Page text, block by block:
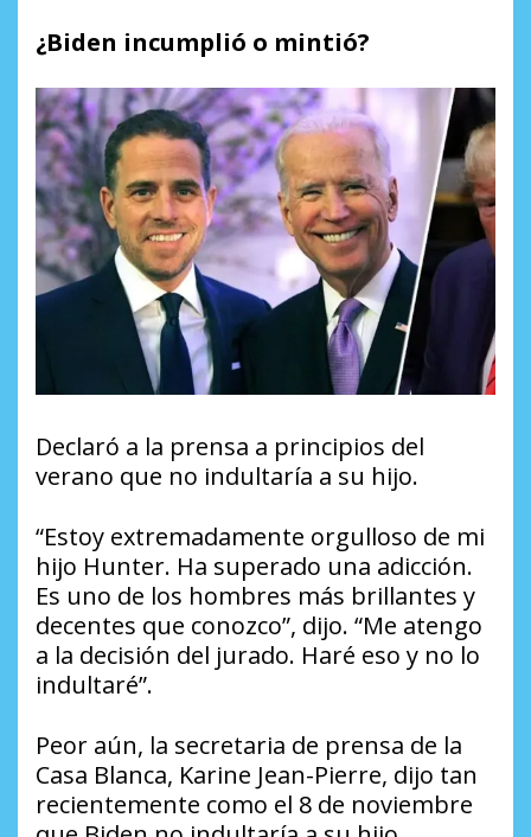
¿Biden incumplió o mintió?
Declaró a la prensa a principios del
verano que no indultaría a su hijo.
“Estoy extremadamente orgulloso de mi
hijo Hunter. Ha superado una adicción.
Es uno de los hombres más brillantes y
decentes que conozco”, dijo. “Me atengo
a la decisión del jurado. Haré eso y no lo
indultaré”.
Peor aún, la secretaria de prensa de la
Casa Blanca, Karine Jean-Pierre, dijo tan
recientemente como el 8 de noviembre